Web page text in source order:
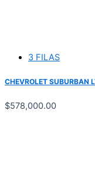
3 FILAS
CHEVROLET SUBURBAN
$578,000.00